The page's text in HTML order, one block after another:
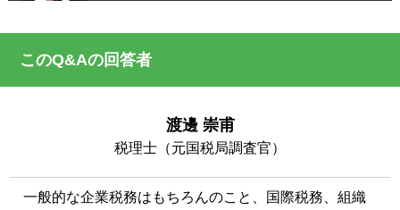
このQ&Aの回答者
渡邊 崇甫
税理士（元国税局調査官）
一般的な企業税務はもちろんのこと、国際税務、組織